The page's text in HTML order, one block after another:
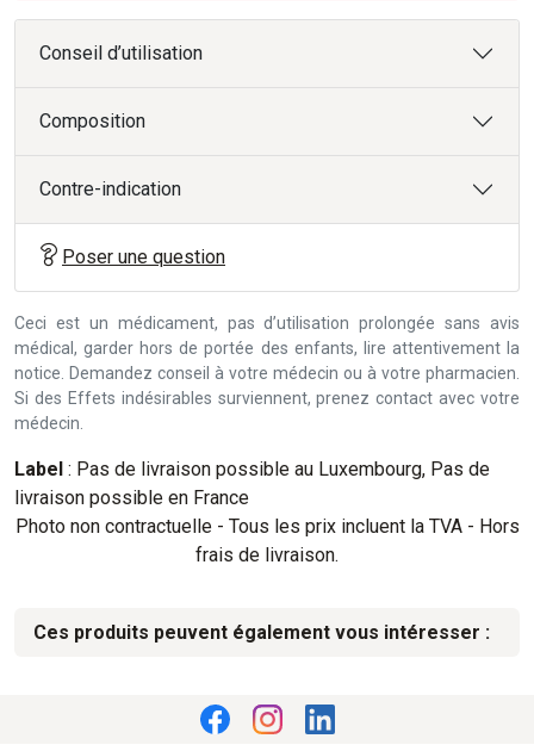
Conseil d’utilisation
Composition
Contre-indication
Poser une question
Ceci est un médicament, pas d’utilisation prolongée sans avis
médical, garder hors de portée des enfants, lire attentivement la
notice. Demandez conseil à votre médecin ou à votre pharmacien.
Si des Effets indésirables surviennent, prenez contact avec votre
médecin.
Label : Pas de livraison possible au Luxembourg, Pas de
livraison possible en France
Photo non contractuelle - Tous les prix incluent la TVA - Hors
frais de livraison.
Ces produits peuvent également vous intéresser :